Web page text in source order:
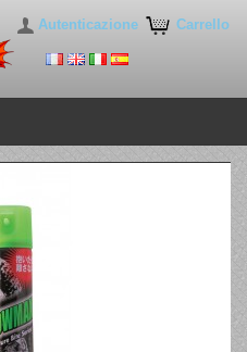
Carrello
Autenticazione